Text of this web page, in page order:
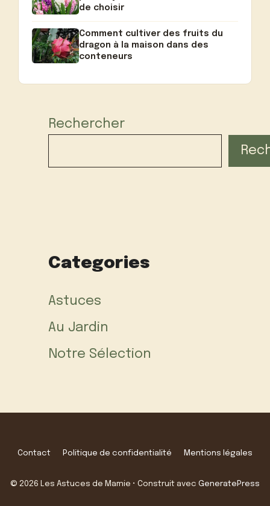
de choisir
Comment cultiver des fruits du
dragon à la maison dans des
conteneurs
Rechercher
Categories
Astuces
Au Jardin
Notre Sélection
Contact Politique de confidentialité Mentions légales
© 2026 Les Astuces de Mamie • Construit avec GeneratePress